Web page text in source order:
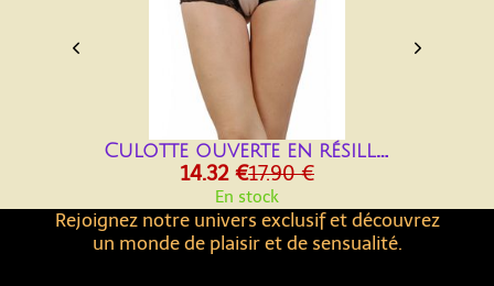
Rejoignez notre univers exclusif et découvrez
un monde de plaisir et de sensualité.

Culotte ouverte en résille fine Sois Belle ST8176-BK
14.32 €17.90 €
En stock
